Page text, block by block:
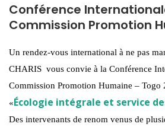
Conférence
Commission Promotion
Un rendez-vous international à ne pas
CHARIS vous convie à la Conférence
Commission Promotion Humaine – Togo
«Écologie intégrale et service
Des intervenants de renom venus de